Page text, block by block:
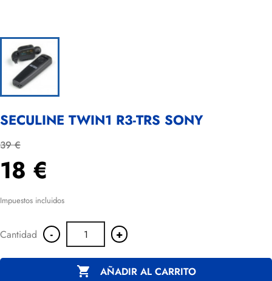
SECULINE TWIN1 R3-TRS SONY
39 €
18 €
Impuestos incluidos
Cantidad - +
 AÑADIR AL CARRITO